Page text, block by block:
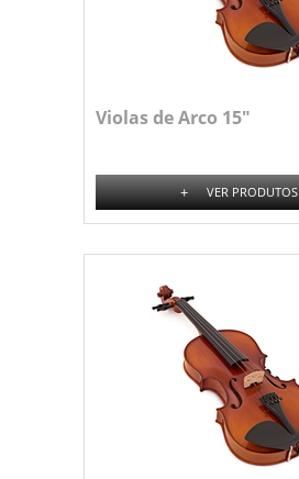
Violas de Arco 15"
+ VER PRODUTOS